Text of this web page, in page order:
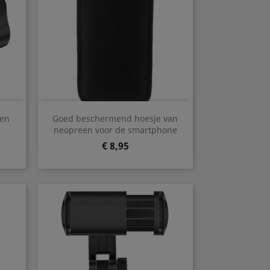
Goed beschermend hoesje van
neopreen voor de smartphone
Prijs
€ 8,95
 Snel bekijken